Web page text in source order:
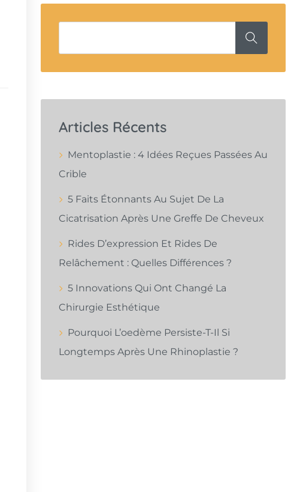
Articles Récents
Mentoplastie : 4 Idées Reçues Passées Au
Crible
5 Faits Étonnants Au Sujet De La
Cicatrisation Après Une Greffe De Cheveux
Rides D’expression Et Rides De
Relâchement : Quelles Différences ?
5 Innovations Qui Ont Changé La
Chirurgie Esthétique
Pourquoi L’oedème Persiste-T-Il Si
Longtemps Après Une Rhinoplastie ?